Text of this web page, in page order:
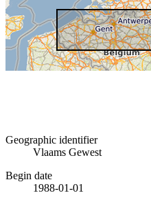
Geographic identifier
Vlaams Gewest
Begin date
1988-01-01